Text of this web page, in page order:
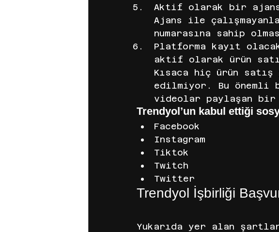
Aktif olarak bir
Ajans ile
numarasına sahip
Platforma kayıt
aktif olarak ürün
Kısaca hiç ürün satış
edilmiyor. Bu
videolar paylaşan bir
Trendyol’un kabul ettiği
Facebook
Instagram
Tiktok
Twitch
Twitter
Trendyol İşbirliği
Yukarıda yer alan